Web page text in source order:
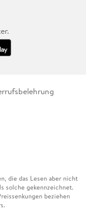
die das Lesen aber nicht
solche gekennzeichnet.
beziehen